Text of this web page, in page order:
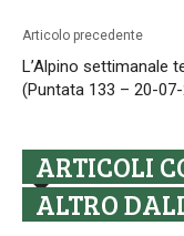
Articolo precedente
L’Alpino settimanale
(Puntata 133 – 20-
ARTICOLI
ALTRO